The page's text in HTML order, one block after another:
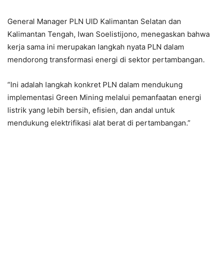
General Manager PLN UID Kalimantan Selatan dan
Kalimantan Tengah, Iwan Soelistijono, menegaskan bahwa
kerja sama ini merupakan langkah nyata PLN dalam
mendorong transformasi energi di sektor pertambangan.
“Ini adalah langkah konkret PLN dalam mendukung
implementasi Green Mining melalui pemanfaatan energi
listrik yang lebih bersih, efisien, dan andal untuk
mendukung elektrifikasi alat berat di pertambangan.”